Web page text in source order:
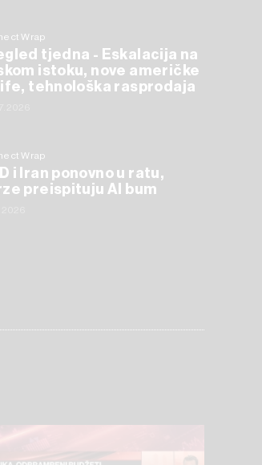
Wrap
tjedna - Eskalacija na
istoku, nove američke
tehnološka rasprodaja
Wrap
i Iran ponovno u ratu,
preispituju AI bum